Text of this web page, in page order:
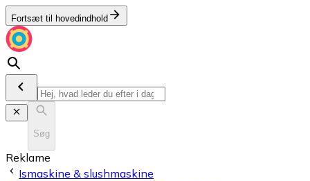
Fortsæt til hovedindhold
Søg
Reklame
Ismaskine & slushmaskine